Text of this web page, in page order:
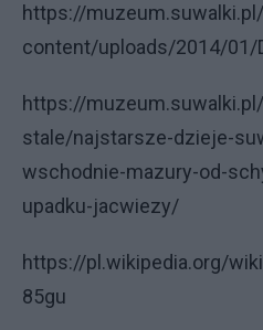
https://
content/uploads/2014/01/
https://
stale/najstarsze-dzieje-
wschodnie-mazury-od-
upadku-jacwiezy/
https://pl.wikipedia.org/
85gu